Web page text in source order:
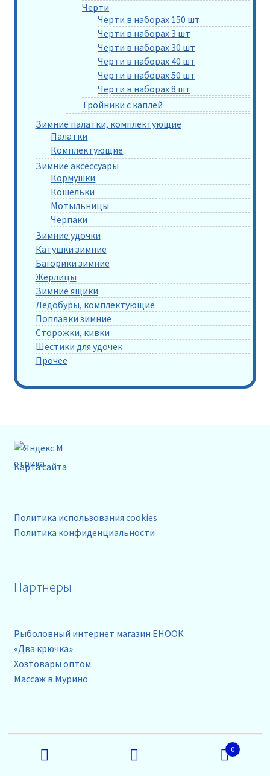
Черти
Черти в наборах 150 шт
Черти в наборах 3 шт
Черти в наборах 30 шт
Черти в наборах 40 шт
Черти в наборах 50 шт
Черти в наборах 8 шт
Тройники с каплей
Зимние палатки, комплектующие
Палатки
Комплектующие
Зимние аксессуары
Кормушки
Кошельки
Мотыльницы
Черпаки
Зимние удочки
Катушки зимние
Багорики зимние
Жерлицы
Зимние ящики
Ледобуры, комплектующие
Поплавки зимние
Сторожки, кивки
Шестики для удочек
Прочее
Карта сайта
Политика использования cookies
Политика конфиденциальности
Партнеры
Рыболовный интернет магазин EHOOK
«Два крючка»
Хозтовары оптом
Массаж в Мурино
Контакты
0